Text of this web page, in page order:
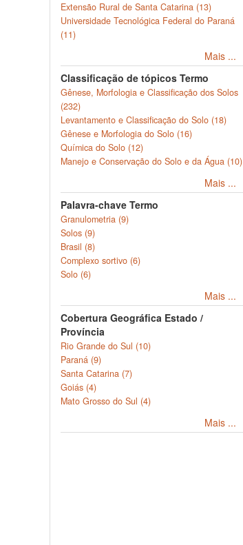
Extensão Rural de Santa Catarina (13)
Universidade Tecnológica Federal do Paraná
(11)
Mais ...
Classificação de tópicos Termo
Gênese, Morfologia e Classificação dos Solos
(232)
Levantamento e Classificação do Solo (18)
Gênese e Morfologia do Solo (16)
Química do Solo (12)
Manejo e Conservação do Solo e da Água (10)
Mais ...
Palavra-chave Termo
Granulometria (9)
Solos (9)
Brasil (8)
Complexo sortivo (6)
Solo (6)
Mais ...
Cobertura Geográfica Estado /
Província
Rio Grande do Sul (10)
Paraná (9)
Santa Catarina (7)
Goiás (4)
Mato Grosso do Sul (4)
Mais ...